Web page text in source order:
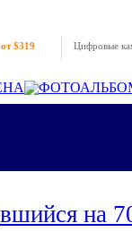
от $319 Цифровые
на